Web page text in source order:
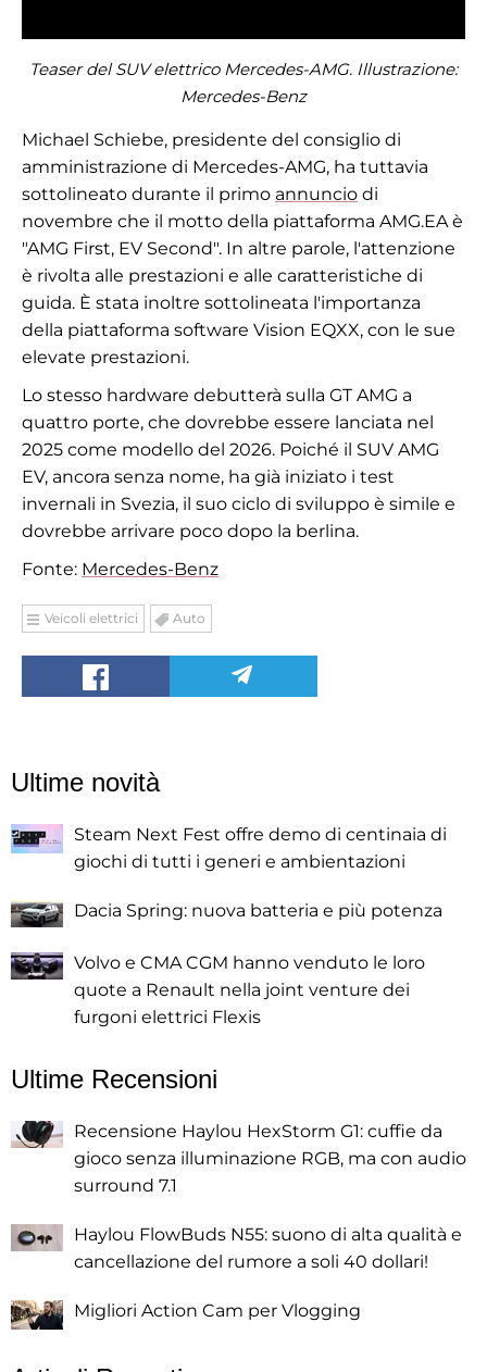
Teaser del SUV elettrico Mercedes-AMG. Illustrazione:
Mercedes-Benz
Michael Schiebe, presidente del consiglio di
amministrazione di Mercedes-AMG, ha tuttavia
sottolineato durante il primo annuncio di
novembre che il motto della piattaforma AMG.EA è
"AMG First, EV Second". In altre parole, l'attenzione
è rivolta alle prestazioni e alle caratteristiche di
guida. È stata inoltre sottolineata l'importanza
della piattaforma software Vision EQXX, con le sue
elevate prestazioni.
Lo stesso hardware debutterà sulla GT AMG a
quattro porte, che dovrebbe essere lanciata nel
2025 come modello del 2026. Poiché il SUV AMG
EV, ancora senza nome, ha già iniziato i test
invernali in Svezia, il suo ciclo di sviluppo è simile e
dovrebbe arrivare poco dopo la berlina.
Fonte: Mercedes-Benz
Veicoli elettrici Auto
Ultime novità
Steam Next Fest offre demo di centinaia di
giochi di tutti i generi e ambientazioni
Dacia Spring: nuova batteria e più potenza
Volvo e CMA CGM hanno venduto le loro
quote a Renault nella joint venture dei
furgoni elettrici Flexis
Ultime Recensioni
Recensione Haylou HexStorm G1: cuffie da
gioco senza illuminazione RGB, ma con audio
surround 7.1
Haylou FlowBuds N55: suono di alta qualità e
cancellazione del rumore a soli 40 dollari!
Migliori Action Cam per Vlogging